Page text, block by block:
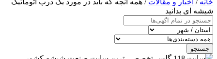
خانه / اخبار و مقالات / همه آنچه که باید در مورد یک درب اتوماتیک
شیشه ای بدانید
جستجو